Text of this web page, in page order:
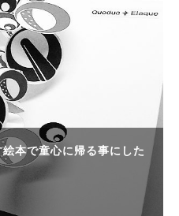
本で童心に帰る事にした